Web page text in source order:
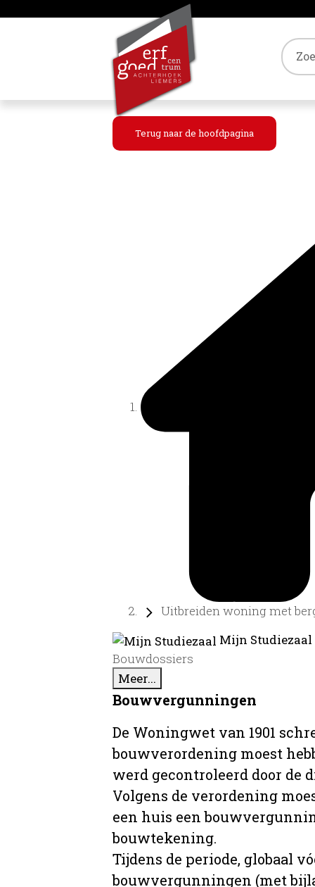
Terug naar de hoofdpagina
Uitbreiden woning met
Mijn
Bouwdossiers
Meer...
Bouwvergunningen
De Woningwet van 1901
bouwverordening moest
werd gecontroleerd door de
Volgens de verordening
een huis een
bouwtekening.
Tijdens de periode, globaal
bouwvergunningen (met